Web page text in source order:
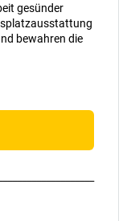
gesünder
bewahren die